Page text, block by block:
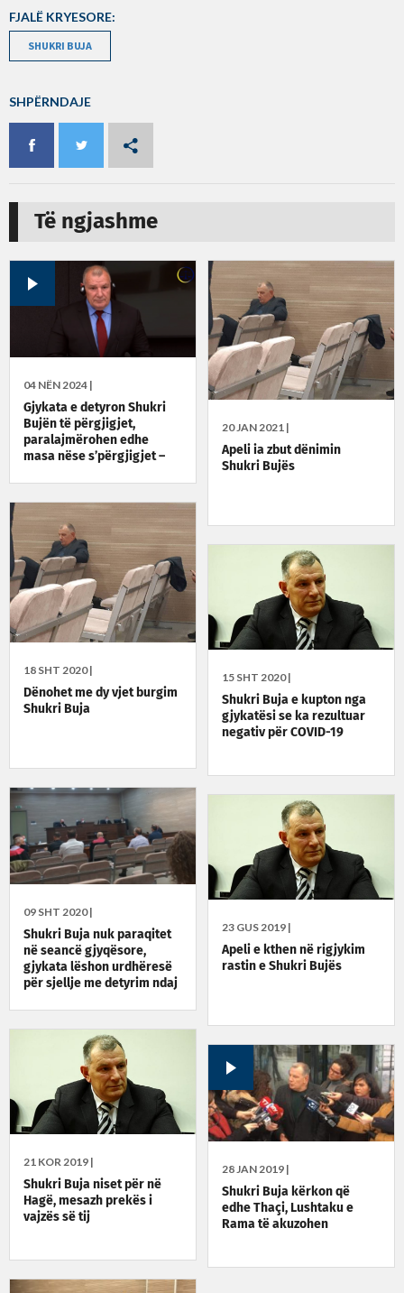
FJALË KRYESORE:
SHUKRI BUJA
SHPËRNDAJE
Të ngjashme
04 NËN 2024 |
Gjykata e detyron Shukri
Bujën të përgjigjet,
paralajmërohen edhe
masa nëse s’përgjigjet –
20 JAN 2021 |
Apeli ia zbut dënimin
Shukri Bujës
18 SHT 2020 |
Dënohet me dy vjet burgim
Shukri Buja
15 SHT 2020 |
Shukri Buja e kupton nga
gjykatësi se ka rezultuar
negativ për COVID-19
09 SHT 2020 |
Shukri Buja nuk paraqitet
në seancë gjyqësore,
gjykata lëshon urdhëresë
për sjellje me detyrim ndaj
23 GUS 2019 |
Apeli e kthen në rigjykim
rastin e Shukri Bujës
21 KOR 2019 |
Shukri Buja niset për në
Hagë, mesazh prekës i
vajzës së tij
28 JAN 2019 |
Shukri Buja kërkon që
edhe Thaçi, Lushtaku e
Rama të akuzohen